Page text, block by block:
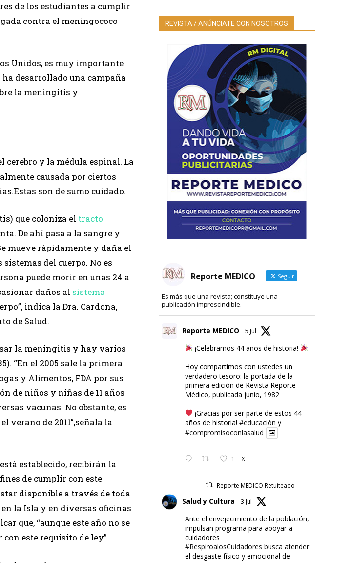
de los estudiantes a cumplir
contra el meningococo
Unidos, es muy importante
desarrollado una campaña
la meningitis y
cerebro y la médula espinal. La
causada por ciertos
son de sumo cuidado.
que coloniza el tracto
De ahí pasa a la sangre y
mueve rápidamente y daña el
del cuerpo. No es
puede morir en unas 24 a
daños al sistema
indica la Dra. Cardona,
de Salud.
la meningitis y hay varios
“En el 2005 sale la primera
y Alimentos, FDA por sus
de niños y niñas de 11 años
vacunas. No obstante, es
verano de 2011”,señala la
establecido, recibirán la
de cumplir con este
disponible a través de toda
la Isla y en diversas oficinas
que, “aunque este año no se
este requisito de ley”.
REVISTA / ANÚNCIATE CON NOSOTROS
Reporte MEDICO Seguir
Es más que una revista; constituye una
publicación imprescindible.
Reporte MEDICO 5 Jul
¡Celebramos 44 años de historia!
Hoy compartimos con ustedes un
verdadero tesoro: la portada de la
primera edición de Revista Reporte
Médico, publicada junio, 1982
¡Gracias por ser parte de estos 44
años de historia! #educación y
#compromisoconlasalud
1 X
Reporte MEDICO Retuiteado
Salud y Cultura 3 Jul
Ante el envejecimiento de la población,
impulsan programa para apoyar a
cuidadores
#RespiroalosCuidadores busca atender
el desgaste físico y emocional de